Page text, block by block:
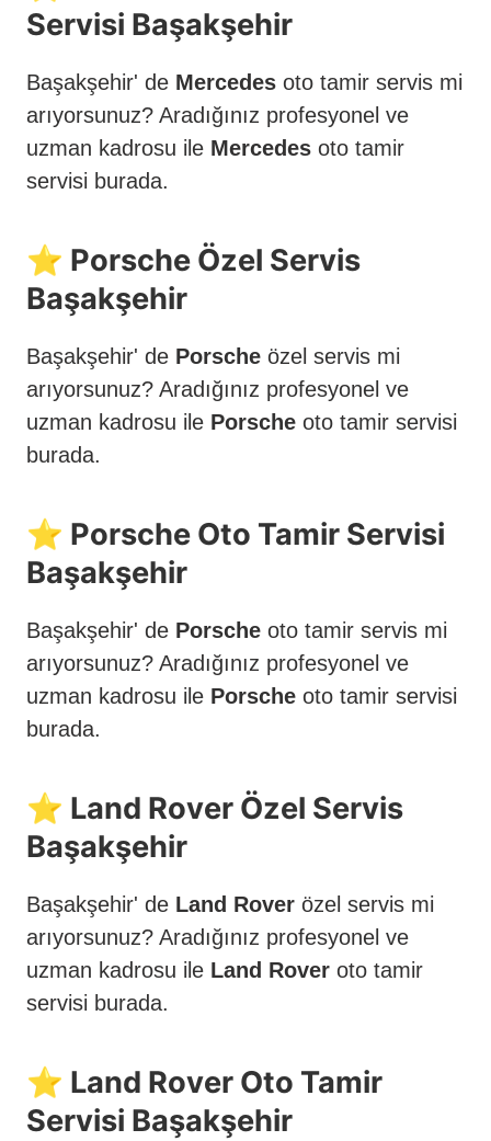
Servisi Başakşehir
Başakşehir' de Mercedes oto tamir servis mi
arıyorsunuz? Aradığınız profesyonel ve
uzman kadrosu ile Mercedes oto tamir
servisi burada.
⭐️ Porsche Özel Servis
Başakşehir
Başakşehir' de Porsche özel servis mi
arıyorsunuz? Aradığınız profesyonel ve
uzman kadrosu ile Porsche oto tamir servisi
burada.
⭐️ Porsche Oto Tamir Servisi
Başakşehir
Başakşehir' de Porsche oto tamir servis mi
arıyorsunuz? Aradığınız profesyonel ve
uzman kadrosu ile Porsche oto tamir servisi
burada.
⭐️ Land Rover Özel Servis
Başakşehir
Başakşehir' de Land Rover özel servis mi
arıyorsunuz? Aradığınız profesyonel ve
uzman kadrosu ile Land Rover oto tamir
servisi burada.
⭐️ Land Rover Oto Tamir
Servisi Başakşehir